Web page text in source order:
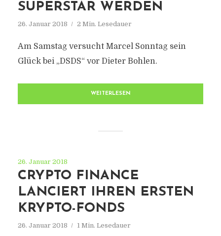
SUPERSTAR WERDEN
26. Januar 2018 2 Min. Lesedauer
Am Samstag versucht Marcel Sonntag sein
Glück bei „DSDS“ vor Dieter Bohlen.
WEITERLESEN
26. Januar 2018
CRYPTO FINANCE
LANCIERT IHREN ERSTEN
KRYPTO-FONDS
26. Januar 2018 1 Min. Lesedauer